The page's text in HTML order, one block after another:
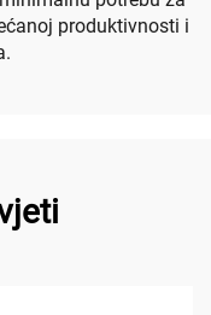
produktivnosti i